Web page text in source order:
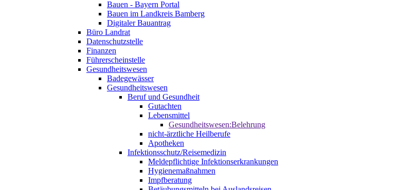
Bauen - Bayern Portal
Bauen im Landkreis Bamberg
Digitaler Bauantrag
Büro Landrat
Datenschutzstelle
Finanzen
Führerscheinstelle
Gesundheitswesen
Badegewässer
Gesundheitswesen
Beruf und Gesundheit
Gutachten
Lebensmittel
Gesundheitswesen:Belehrung
nicht-ärztliche Heilberufe
Apotheken
Infektionsschutz/Reisemedizin
Meldepflichtige Infektionserkrankungen
Hygienemaßnahmen
Impfberatung